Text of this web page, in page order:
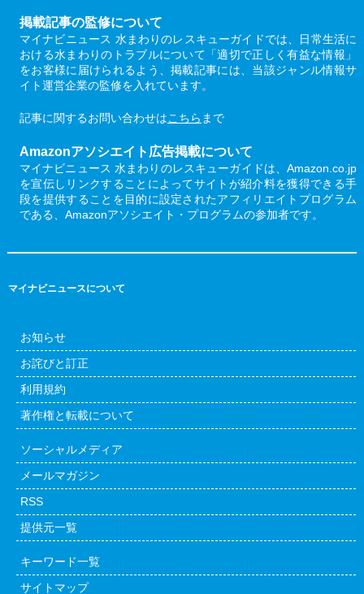
掲載記事の監修について
マイナビニュース 水まわりのレスキューガイドでは、日常生活に
おける水まわりのトラブルについて「適切で正しく有益な情報」
をお客様に届けられるよう、掲載記事には、当該ジャンル情報サ
イト運営企業の監修を入れています。
記事に関するお問い合わせはこちら まで
Amazonアソシエイト広告掲載について
マイナビニュース 水まわりのレスキューガイドは、Amazon.co.jp
を宣伝しリンクすることによってサイトが紹介料を獲得できる手
段を提供することを目的に設定されたアフィリエイトプログラム
である、Amazonアソシエイト・プログラムの参加者です。
マイナビニュースについて
お知らせ
お詫びと訂正
利用規約
著作権と転載について
ソーシャルメディア
メールマガジン
RSS
提供元一覧
キーワード一覧
サイトマップ